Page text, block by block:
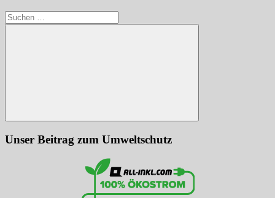
Suchen
nach:
Suchen
Unser Beitrag zum Umweltschutz